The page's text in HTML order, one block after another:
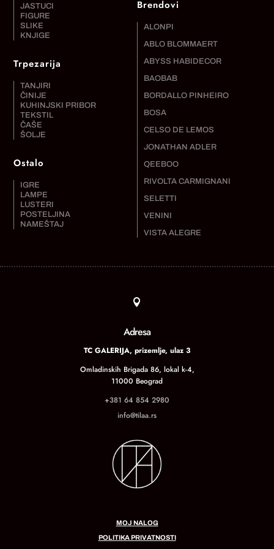
JASTUCI
FIGURE
SLIKE
KNJIGE
Trpezarija
TANJIRI
ČINIJE
KUHINJSKI PRIBOR
TEKSTIL
ČAŠE
ŠOLJE
Ostalo
IGRE
LAMPE
LUSTERI
POSTELJINA
NAMEŠTAJ
Brendovi
ALONPI
ABLO BLOMMAERT
ABYSS HABIDECOR
BAOBAB
BORDALLO PINHEIRO
BOSA
CELSO DE LEMOS
JONATHAN ADLER
QEEBOO
RIVOLTA CARMIGNANI
SELETTI
VENINI
VISTA ALEGRE

Adresa
TC GALERIJA, prizemlje, ulaz 3
Omladinskih Brigada 86, lokal k-4,
11000 Beograd
+381 64 854 2980
info@tilaa.rs
MOJ NALOG
POLITIKA PRIVATNOSTI